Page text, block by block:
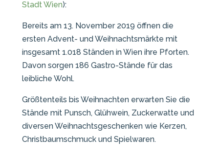
Stadt Wien):
Bereits am 13. November 2019 öffnen die
ersten Advent- und Weihnachtsmärkte mit
insgesamt 1.018 Ständen in Wien ihre Pforten.
Davon sorgen 186 Gastro-Stände für das
leibliche Wohl.
Größtenteils bis Weihnachten erwarten Sie die
Stände mit Punsch, Glühwein, Zuckerwatte und
diversen Weihnachtsgeschenken wie Kerzen,
Christbaumschmuck und Spielwaren.